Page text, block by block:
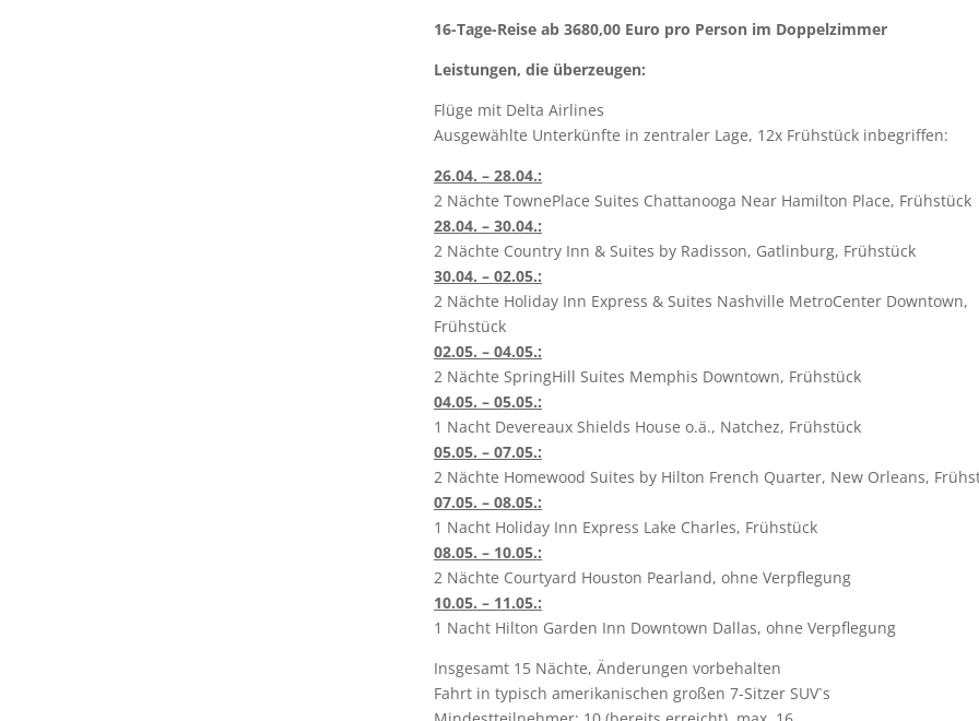
16-Tage-Reise ab 3680,00 Euro pro Person im Doppelzimmer
Leistungen, die überzeugen:
Flüge mit Delta Airlines
Ausgewählte Unterkünfte in zentraler Lage, 12x Frühstück inbegriffen:
26.04. – 28.04.:
2 Nächte TownePlace Suites Chattanooga Near Hamilton Place, Frühstück
28.04. – 30.04.:
2 Nächte Country Inn & Suites by Radisson, Gatlinburg, Frühstück
30.04. – 02.05.:
2 Nächte Holiday Inn Express & Suites Nashville MetroCenter Downtown,
Frühstück
02.05. – 04.05.:
2 Nächte SpringHill Suites Memphis Downtown, Frühstück
04.05. – 05.05.:
1 Nacht Devereaux Shields House o.ä., Natchez, Frühstück
05.05. – 07.05.:
2 Nächte Homewood Suites by Hilton French Quarter, New Orleans,
07.05. – 08.05.:
1 Nacht Holiday Inn Express Lake Charles, Frühstück
08.05. – 10.05.:
2 Nächte Courtyard Houston Pearland, ohne Verpflegung
10.05. – 11.05.:
1 Nacht Hilton Garden Inn Downtown Dallas, ohne Verpflegung
Insgesamt 15 Nächte, Änderungen vorbehalten
Fahrt in typisch amerikanischen großen 7-Sitzer SUV`s